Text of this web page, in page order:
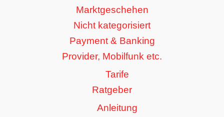
Marktgeschehen
Nicht kategorisiert
Payment & Banking
Provider, Mobilfunk etc.
Tarife
Ratgeber
Anleitung